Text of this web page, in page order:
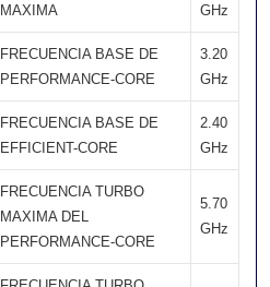
MAXIMA
GHz
FRECUENCIA BASE DE
PERFORMANCE-CORE
3.20
GHz
FRECUENCIA BASE DE
EFFICIENT-CORE
2.40
GHz
FRECUENCIA TURBO
MAXIMA DEL
PERFORMANCE-CORE
5.70
GHz